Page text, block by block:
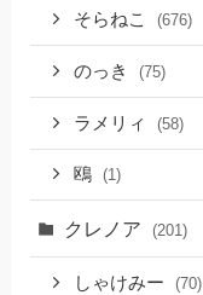
そらねこ (676)
のっき (75)
ラメリィ (58)
鴎 (1)
クレノア (201)
しゃけみー (70)